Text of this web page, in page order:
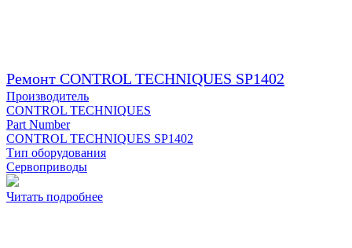
Ремонт CONTROL TECHNIQUES SP1402
Производитель
CONTROL TECHNIQUES
Part Number
CONTROL TECHNIQUES SP1402
Тип оборудования
Сервоприводы
Читать подробнее